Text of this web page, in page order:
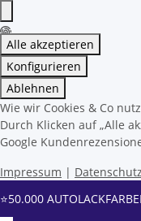
Alle akzeptieren
Konfigurieren
Ablehnen
Wie wir Cookies & Co
Durch Klicken auf „Alle
Google
Impressum | Datenschutz
⭐50.000